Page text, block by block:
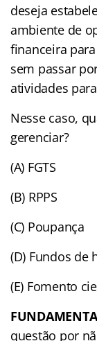
deseja
ambiente de
financeira
sem passar
atividades
Nesse caso,
gerenciar?
(A) FGTS
(B) RPPS
(C) Poupança
(D) Fundos de
(E) Fomento
questão por